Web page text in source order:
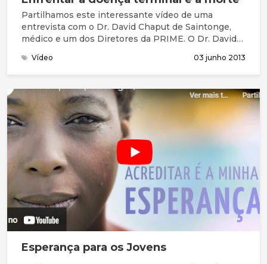
Partilhamos este interessante vídeo de uma
entrevista com o Dr. David Chaput de Saintonge,
médico e um dos Diretores da PRIME. O Dr. David
Vídeo 03 junho 2013
Esperança para os Jovens